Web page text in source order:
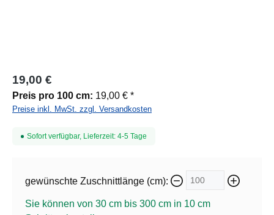
19,00 €
Preis pro 100 cm: 19,00 € *
Preise inkl. MwSt. zzgl. Versandkosten
Sofort verfügbar, Lieferzeit: 4-5 Tage
gewünschte Zuschnittlänge (cm):
Sie können von 30 cm bis 300 cm in 10 cm